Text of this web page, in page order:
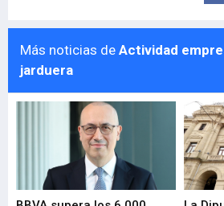
Más noticias de Actividad
jarduera